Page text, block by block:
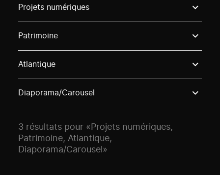
Projets numériques
Patrimoine
Atlantique
Diaporama/Carousel
3 résultats pour «Projets numériques,
Patrimoine, Atlantique,
Diaporama/Carousel»